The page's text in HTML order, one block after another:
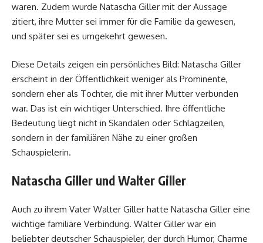
waren. Zudem wurde Natascha Giller mit der Aussage
zitiert, ihre Mutter sei immer für die Familie da gewesen,
und später sei es umgekehrt gewesen.
Diese Details zeigen ein persönliches Bild: Natascha Giller
erscheint in der Öffentlichkeit weniger als Prominente,
sondern eher als Tochter, die mit ihrer Mutter verbunden
war. Das ist ein wichtiger Unterschied. Ihre öffentliche
Bedeutung liegt nicht in Skandalen oder Schlagzeilen,
sondern in der familiären Nähe zu einer großen
Schauspielerin.
Natascha Giller und Walter Giller
Auch zu ihrem Vater Walter Giller hatte Natascha Giller eine
wichtige familiäre Verbindung. Walter Giller war ein
beliebter deutscher Schauspieler, der durch Humor, Charme